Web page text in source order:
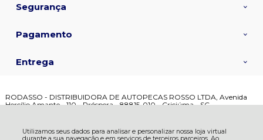
Utilizamos seus dados para analisar e personalizar nossa loja virtual
Segurança
Pagamento
Entrega
RODASSO - DISTRIBUIDORA DE AUTOPECAS ROSSO LTDA, Avenida
Hercílio Amante - 110 - Próspera - 88815-010 - Criciúma - SC